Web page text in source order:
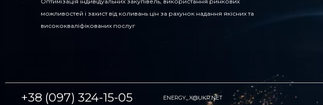
+38 (097) 324-15-05 ENERGY_X@UKR.NET